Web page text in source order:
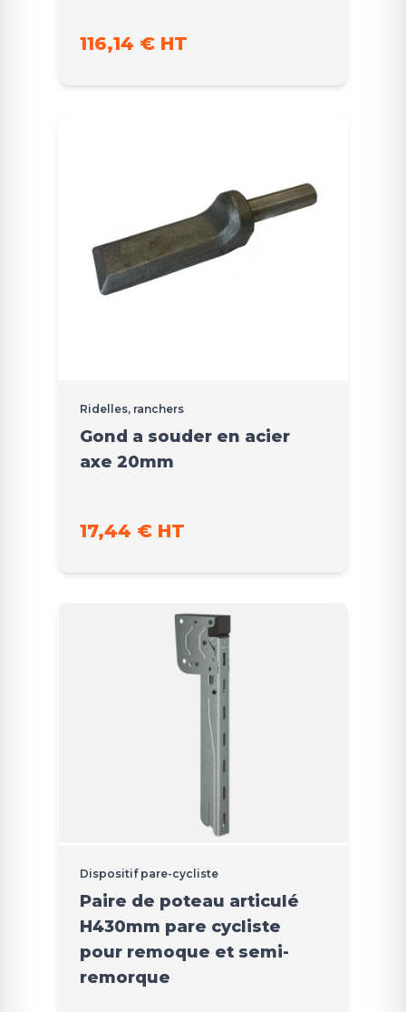
116,14 € HT
Ridelles, ranchers
Gond a souder en acier
axe 20mm
17,44 € HT
Dispositif pare-cycliste
Paire de poteau articulé
H430mm pare cycliste
pour remoque et semi-
remorque